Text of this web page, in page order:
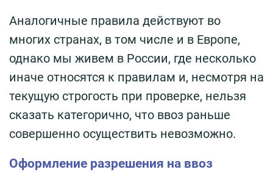
Аналогичные правила действуют во
многих странах, в том числе и в Европе,
однако мы живем в России, где несколько
иначе относятся к правилам и, несмотря на
текущую строгость при проверке, нельзя
сказать категорично, что ввоз раньше
совершенно осуществить невозможно.
Оформление разрешения на ввоз